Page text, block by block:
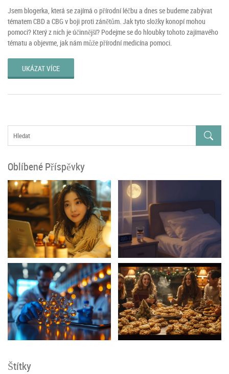
Jsem blogerka, která se zajímá o přírodní léčbu a dnes se budeme zabývat
tématem CBD a CBG v boji proti zánětům. Jak tyto složky konopí mohou
pomoci? Který z nich je účinnější? Podejme se do hloubky tohoto zajímavého
tématu a objevme, jak nám může přírodní medicína pomoci.
UKÁZAT VÍCE
Oblíbené Příspěvky
Štítky